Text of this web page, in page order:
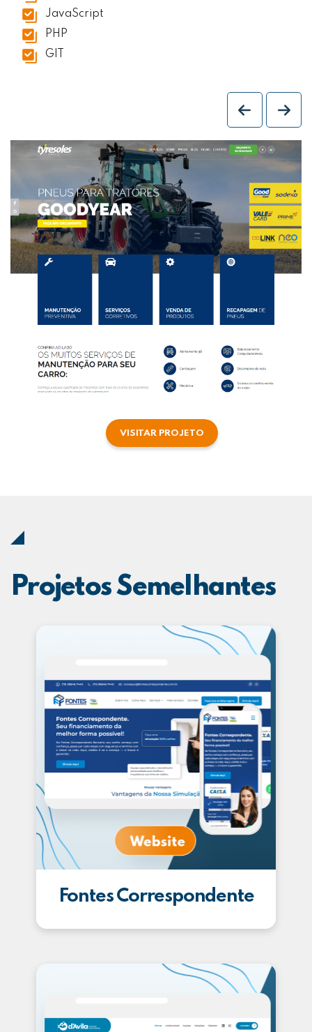
JavaScript
PHP
GIT
VISITAR PROJETO
Projetos Semelhantes
Fontes Correspondente